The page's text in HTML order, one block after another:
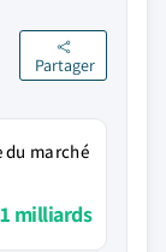
Partager
du marché
milliards